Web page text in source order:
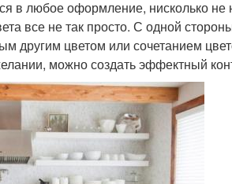
в любое оформление, нисколько
все не так просто. С одной
другим цветом или сочетанием
можно создать эффектный